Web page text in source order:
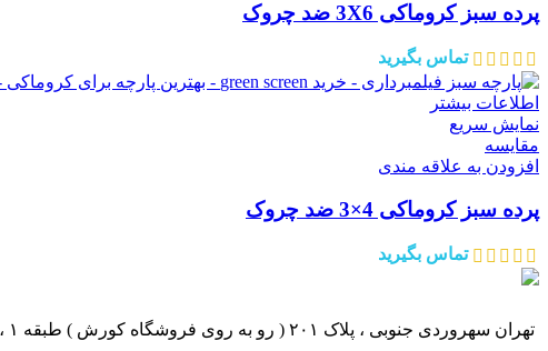
پرده سبز کروماکی 3X6 ضد چروک
تماس بگیرید
اطلاعات بیشتر
نمایش سریع
مقايسه
افزودن به علاقه مندی
پرده سبز کروماکی 4×3 ضد چروک
تماس بگیرید
تهران سهروردی جنوبی ، پلاک ۲۰۱ ( رو به روی فروشگاه کورش ) طبقه ۱ ، واحد ۱